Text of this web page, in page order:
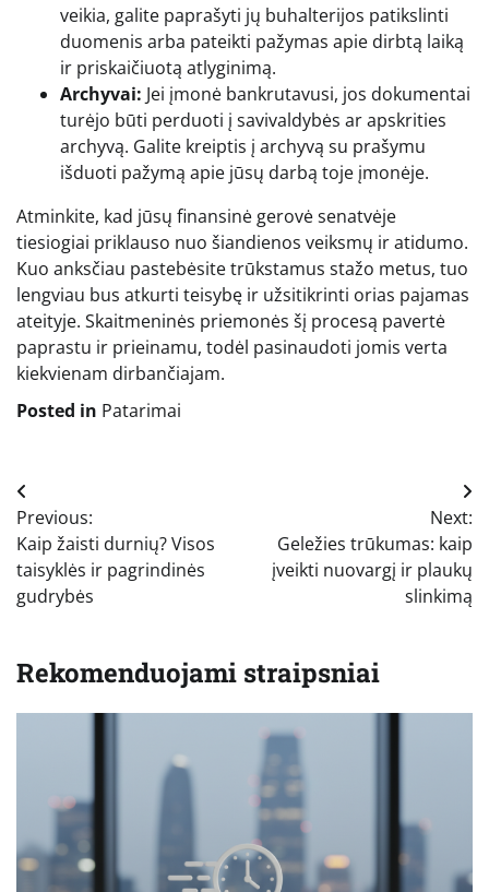
veikia, galite paprašyti jų buhalterijos patikslinti
duomenis arba pateikti pažymas apie dirbtą laiką
ir priskaičiuotą atlyginimą.
Archyvai: Jei įmonė bankrutavusi, jos dokumentai
turėjo būti perduoti į savivaldybės ar apskrities
archyvą. Galite kreiptis į archyvą su prašymu
išduoti pažymą apie jūsų darbą toje įmonėje.
Atminkite, kad jūsų finansinė gerovė senatvėje
tiesiogiai priklauso nuo šiandienos veiksmų ir atidumo.
Kuo anksčiau pastebėsite trūkstamus stažo metus, tuo
lengviau bus atkurti teisybę ir užsitikrinti orias pajamas
ateityje. Skaitmeninės priemonės šį procesą pavertė
paprastu ir prieinamu, todėl pasinaudoti jomis verta
kiekvienam dirbančiajam.
Posted in Patarimai
Navigacija
tarp
įrašų
Previous:
Kaip žaisti durnių? Visos
taisyklės ir pagrindinės
gudrybės
Next:
Geležies trūkumas: kaip
įveikti nuovargį ir plaukų
slinkimą
Rekomenduojami straipsniai